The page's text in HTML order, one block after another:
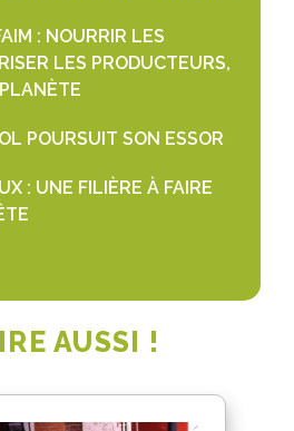
: NOURRIR LES
LES PRODUCTEURS,
POURSUIT SON ESSOR
: UNE FILIÈRE À FAIRE
AUSSI !